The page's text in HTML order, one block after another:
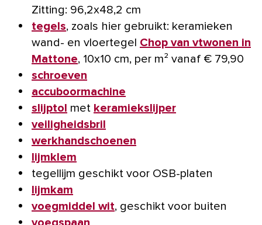
Zitting: 96,2x48,2 cm
tegels, zoals hier gebruikt: keramieken
wand- en vloertegel Chop van vtwonen in
Mattone, 10x10 cm, per m² vanaf € 79,90
schroeven
accuboormachine
slijptol met keramiekslijper
veiligheidsbril
werkhandschoenen
lijmklem
tegellijm geschikt voor OSB-platen
lijmkam
voegmiddel wit, geschikt voor buiten
voegspaan